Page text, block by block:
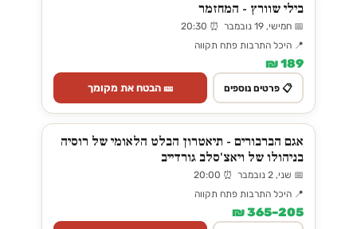
בילי שוורץ - המחזמר
📅 חמישי, 19 נובמבר ⏰ 20:30
📍 היכל התרבות פתח תקווה
189 ₪
📋 פרטים נוספים 🎫 הבטח את מקומך
אגם הברבורים - תיאטרון הבלט הלאומי של רוסיה
בניהולו של ויאצ'סלב גורדייב
📅 שני, 2 נובמבר ⏰ 20:00
📍 היכל התרבות פתח תקווה
205–365 ₪